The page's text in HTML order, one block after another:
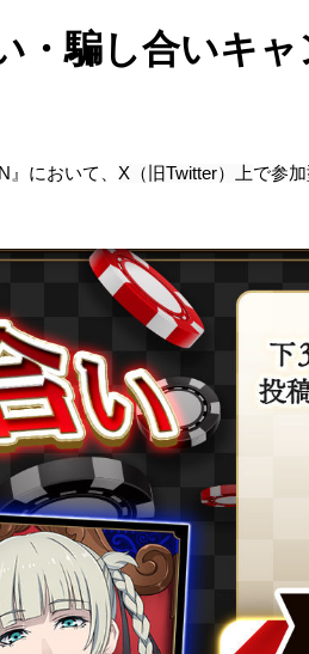
・騙し合いキャ
』において、 X （旧Twitter）上で参